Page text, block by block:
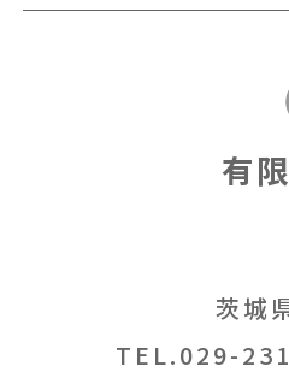
有
茨城
TEL.029-